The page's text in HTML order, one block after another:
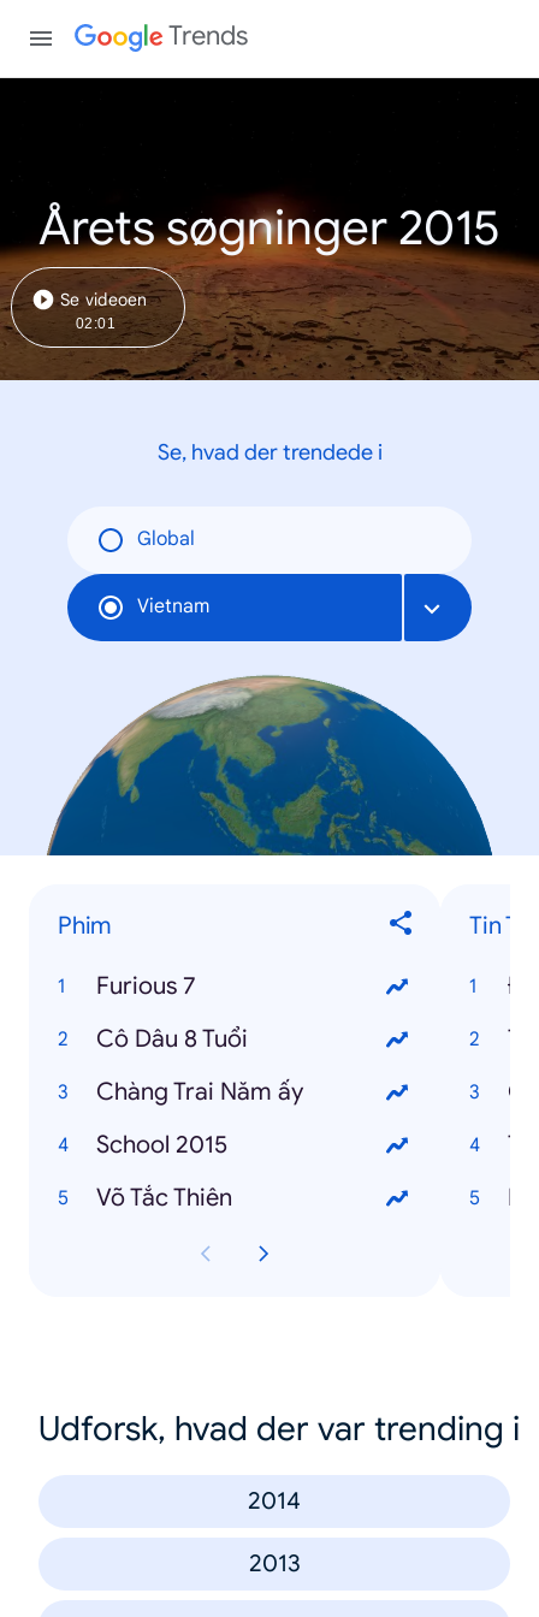
Trends
Årets søgninger 2015
Se videoen
02:01
Se, hvad der trendede i
Global
Vietnam
Phim
Furious 7
Cô Dâu 8 Tuổi
Chàng Trai Năm ấy
School 2015
Võ Tắc Thiên
Tin
Udforsk, hvad der var trending i
2014
2013